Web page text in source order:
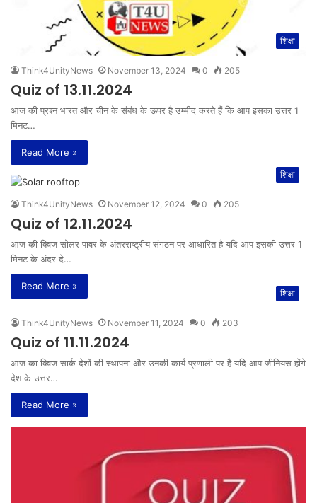
शिक्षा
Think4UnityNews November 13, 2024 0 205
Quiz of 13.11.2024
आज की प्रश्न भारत और चीन के संबंध के ऊपर है उम्मीद करते हैं कि आप इसका उत्तर 1
मिनट…
Read More »
शिक्षा
Think4UnityNews November 12, 2024 0 205
Quiz of 12.11.2024
आज की क्विज सोलर पावर के अंतरराष्ट्रीय संगठन पर आधारित है यदि आप इसकी उत्तर 1
मिनट के अंदर दे…
Read More »
शिक्षा
Think4UnityNews November 11, 2024 0 203
Quiz of 11.11.2024
आज का क्विज सार्क देशों की स्थापना और उनकी कार्य प्रणाली पर है यदि आप जीनियस होंगे
देश के उत्तर…
Read More »